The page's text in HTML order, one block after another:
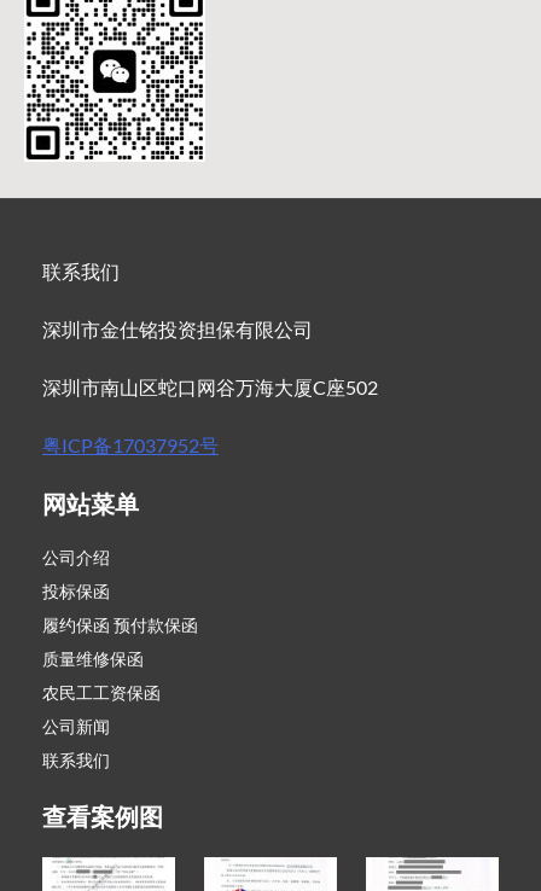
联系我们
深圳市金仕铭投资担保有限公司
深圳市南山区蛇口网谷万海大厦C座502
粤ICP备17037952号
网站菜单
公司介绍
投标保函
履约保函 预付款保函
质量维修保函
农民工工资保函
公司新闻
联系我们
查看案例图